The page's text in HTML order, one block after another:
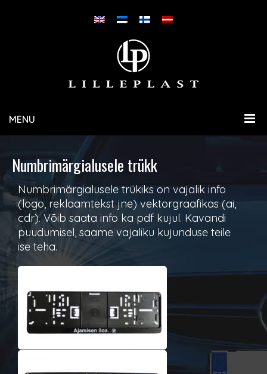
MENU
Numbrimärgialusele trükk
Numbrimärgialusele trükiks on vajalik info
(logo, reklaamtekst jne) vektorgraafikas (ai,
cdr). Võib saata info ka pdf kujul. Kavandi
puudumisel, saame vajaliku kujunduse teile
ise teha.